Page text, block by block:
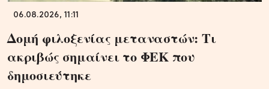
06.08.2026, 11:11
Δομή φιλοξενίας μεταναστών: Τι
ακριβώς σημαίνει το ΦΕΚ που
δημοσιεύτηκε